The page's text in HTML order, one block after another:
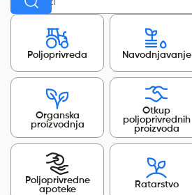
Poljoprivreda Navodnjavanje
Organska
proizvodnja
Otkup
poljoprivrednih
proizvoda
Poljoprivredne
apoteke
Ratarstvo